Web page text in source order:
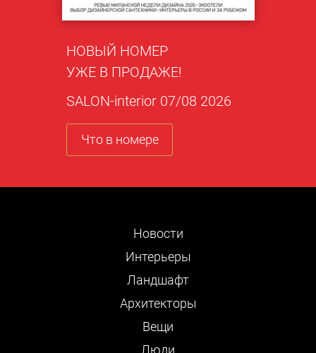
НОВЫЙ НОМЕР
УЖЕ В ПРОДАЖЕ!
SALON-interior 07/08 2026
Что в номере
Новости
Интерьеры
Ландшафт
Архитекторы
Вещи
Люди